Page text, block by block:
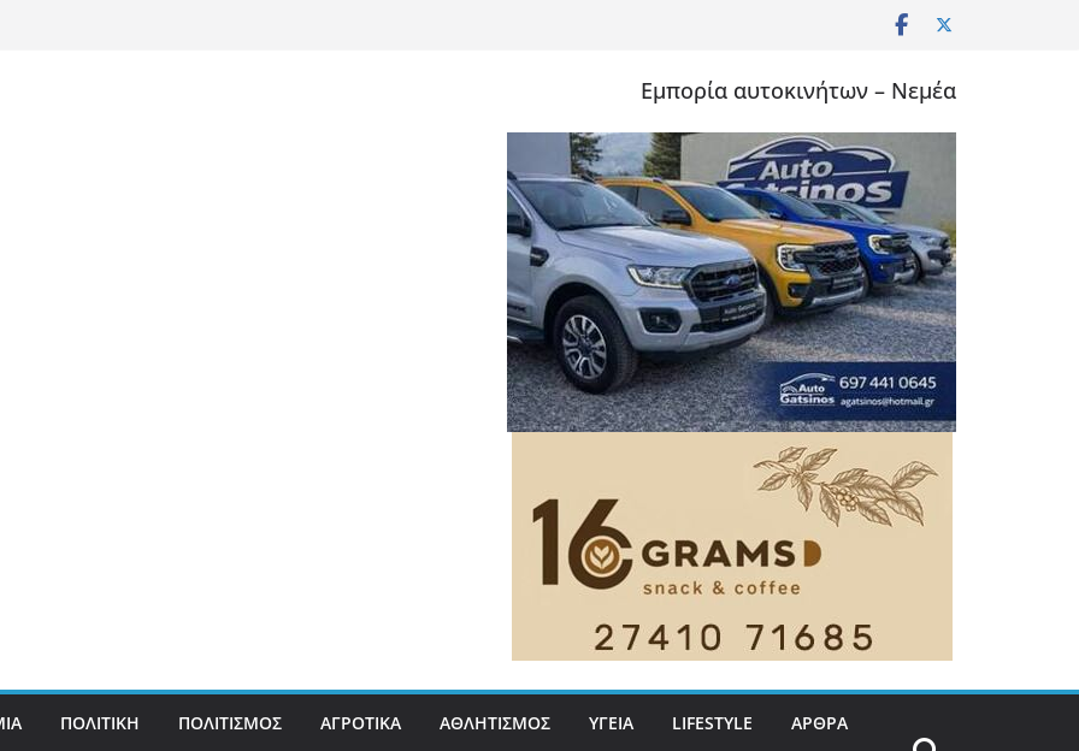
Εμπορία αυτοκινήτων – Νεμέα
ΠΟΛΙΤΙΚΗ ΠΟΛΙΤΙΣΜΟΣ ΑΓΡΟΤΙΚΑ ΑΘΛΗΤΙΣΜΟΣ ΥΓΕΙΑ LIFESTYLE ΑΡΘΡΑ